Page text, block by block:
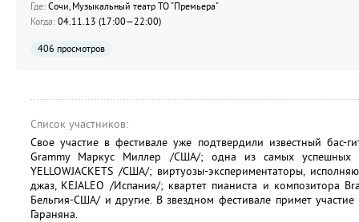
Где: Сочи, Музыкальный театр ТО "Премьера"
Когда: 04.11.13 (17:00—22:00)
406 просмотров
Список участников:
Свое участие в фестивале уже подтвердили известный бас-
Grammy Маркус Миллер /США/; одна из самых успешных
YELLOWJACKETS /США/; виртуозы-экспериментаторы,
джаз, KEJALEO /Испания/; квартет пианиста и композитора
Бельгия-США/ и другие. В звездном фестивале примет
Гараняна.